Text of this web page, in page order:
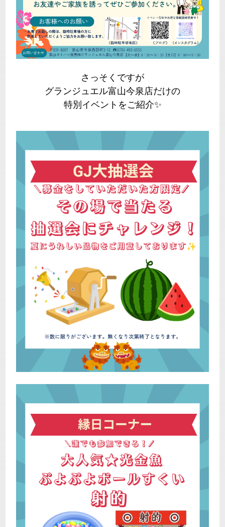
さっそくですが
グランジュエル富山今泉店だけの
特別イベントをご紹介✨